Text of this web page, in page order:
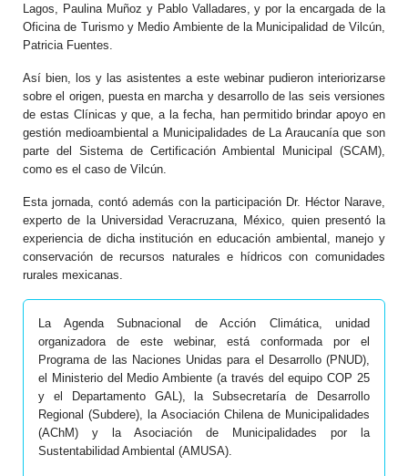
Lagos, Paulina Muñoz y Pablo Valladares, y por la encargada de la
Oficina de Turismo y Medio Ambiente de la Municipalidad de Vilcún,
Patricia Fuentes.
Así bien, los y las asistentes a este webinar pudieron interiorizarse
sobre el origen, puesta en marcha y desarrollo de las seis versiones
de estas Clínicas y que, a la fecha, han permitido brindar apoyo en
gestión medioambiental a Municipalidades de La Araucanía que son
parte del Sistema de Certificación Ambiental Municipal (SCAM),
como es el caso de Vilcún.
Esta jornada, contó además con la participación Dr. Héctor Narave,
experto de la Universidad Veracruzana, México, quien presentó la
experiencia de dicha institución en educación ambiental, manejo y
conservación de recursos naturales e hídricos con comunidades
rurales mexicanas.
La Agenda Subnacional de Acción Climática, unidad
organizadora de este webinar, está conformada por el
Programa de las Naciones Unidas para el Desarrollo (PNUD),
el Ministerio del Medio Ambiente (a través del equipo COP 25
y el Departamento GAL), la Subsecretaría de Desarrollo
Regional (Subdere), la Asociación Chilena de Municipalidades
(AChM) y la Asociación de Municipalidades por la
Sustentabilidad Ambiental (AMUSA).